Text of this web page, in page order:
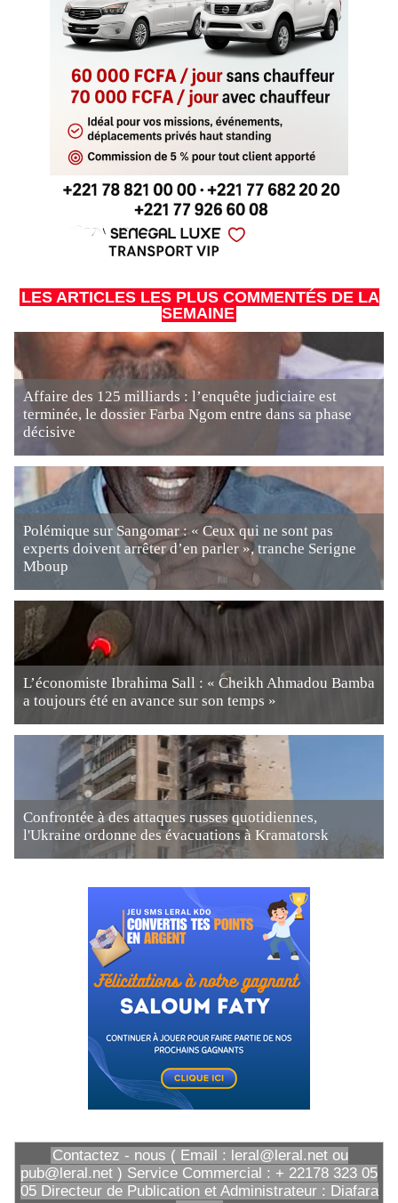
LES ARTICLES LES PLUS COMMENTÉS DE LA
SEMAINE
Affaire des 125 milliards : l’enquête judiciaire est
terminée, le dossier Farba Ngom entre dans sa phase
décisive
Polémique sur Sangomar : « Ceux qui ne sont pas
experts doivent arrêter d’en parler », tranche Serigne
Mboup
L’économiste Ibrahima Sall : « Cheikh Ahmadou Bamba
a toujours été en avance sur son temps »
Confrontée à des attaques russes quotidiennes,
l'Ukraine ordonne des évacuations à Kramatorsk
Contactez - nous ( Email : leral@leral.net ou
pub@leral.net ) Service Commercial : + 22178 323 05
05 Directeur de Publication et Administrateur : Diafara